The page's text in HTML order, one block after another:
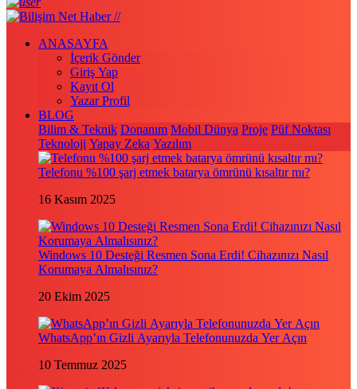
ANASAYFA
İçerik Gönder
Giriş Yap
Kayıt Ol
Yazar Profil
BLOG
Bilim & Teknik Donanım Mobil Dünya Proje Püf Noktası
Teknoloji Yapay Zeka Yazılım
Telefonu %100 şarj etmek batarya ömrünü kısaltır mı?
16 Kasım 2025
Windows 10 Desteği Resmen Sona Erdi! Cihazınızı Nasıl
Korumaya Almalısınız?
20 Ekim 2025
WhatsApp’ın Gizli Ayarıyla Telefonunuzda Yer Açın
10 Temmuz 2025